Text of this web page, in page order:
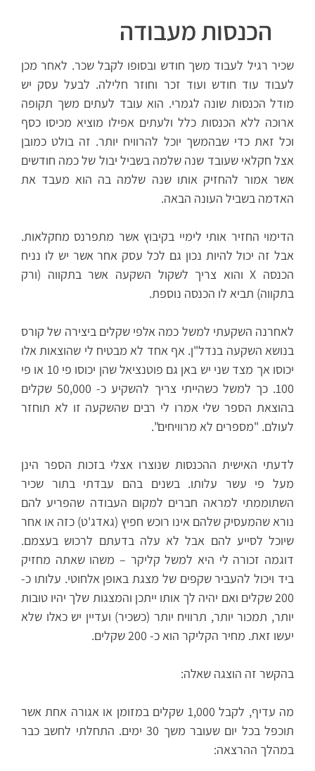
הכנסות מעבודה
שכיר רגיל לעבוד משך חודש ובסופו לקבל שכר. לאחר מכן
לעבוד עוד חודש ועוד זכר וחוזר חלילה. לבעל עסק יש
מודל הכנסות שונה לגמרי. הוא עובד לעתים משך תקופה
ארוכה ללא הכנסות כלל ולעתים אפילו מוציא מכיסו כסף
וכל זאת כדי שבהמשך יוכל להרוויח יותר. זה בולט כמובן
אצל חקלאי שעובד שנה שלמה בשביל יבול של כמה חודשים
אשר אמור להחזיק אותו שנה שלמה בה הוא מעבד את
האדמה בשביל העונה הבאה.
הדימוי החזיר אותי לימיי בקיבוץ אשר מתפרנס מחקלאות.
אבל זה יכול להיות נכון גם לכל עסק אחר אשר יש לו נניח
הכנסה X והוא צריך לשקול השקעה אשר בתקווה (ורק
בתקווה) תביא לו הכנסה נוספת.
לאחרנה השקעתי למשל כמה אלפי שקלים ביצירה של קורס
בנושא השקעה בנדל"ן. אף אחד לא מבטיח לי שהוצאות אלו
יכוסו אך מצד שני יש באן גם פוטנציאל שהן יכוסו פי 10 או פי
100. כך למשל כשהייתי צריך להשקיע כ- 50,000 שקלים
בהוצאת הספר שלי אמרו לי רבים שהשקעה זו לא תוחזר
לעולם. "מספרים לא מרוויחים".
לדעתי האישית ההכנסות שנוצרו אצלי בזכות הספר הינן
מעל פי עשר עלותו. בשנים בהם עבדתי בתור שכיר
השתוממתי למראה חברים למקום העבודה שהפריע להם
נורא שהמעסיק שלהם אינו רוכש חפיץ (גאדג'ט) כזה או אחר
שיוכל לסייע להם אבל לא עלה בדעתם לרכוש בעצמם.
דוגמה זכורה לי היא למשל קליקר – משהו שאתה מחזיק
ביד ויכול להעביר שקפים של מצגת באופן אלחוטי. עלותו כ-
200 שקלים ואם יהיה לך אותו ייתכן והמצגות שלך יהיו טובות
יותר, תמכור יותר, תרוויח יותר (כשכיר) ועדיין יש כאלו שלא
יעשו זאת. מחיר הקליקר הוא כ- 200 שקלים.
בהקשר זה הוצגה שאלה:
מה עדיף, לקבל 1,000 שקלים במזומן או אגורה אחת אשר
תוכפל בכל יום שעובר משך 30 ימים. התחלתי לחשב כבר
במהלך ההרצאה: